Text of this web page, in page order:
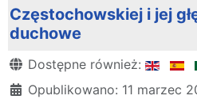
Częstochowskiej i jej
duchowe
Szczegóły
Dostępne również:
Opublikowano: 11 marzec